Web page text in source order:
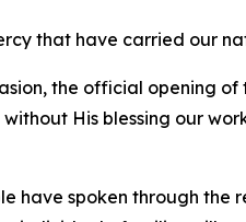
that have carried our
the official opening
His blessing our
have spoken through